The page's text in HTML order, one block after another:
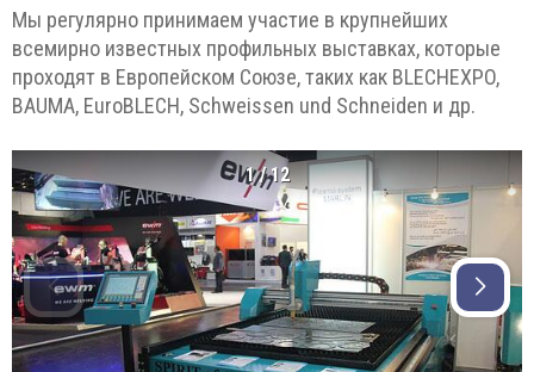
Мы регулярно принимаем участие в крупнейших
всемирно известных профильных выставках, которые
проходят в Европейском Союзе, таких как BLECHEXPO,
BAUMA, EuroBLECH, Schweissen und Schneiden и др.
1/12